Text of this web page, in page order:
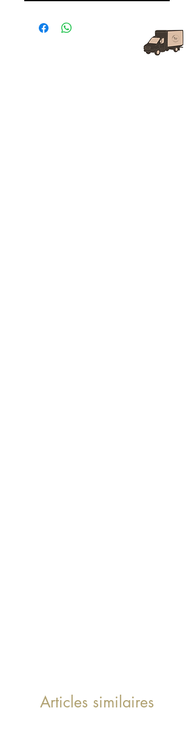
Articles similaires